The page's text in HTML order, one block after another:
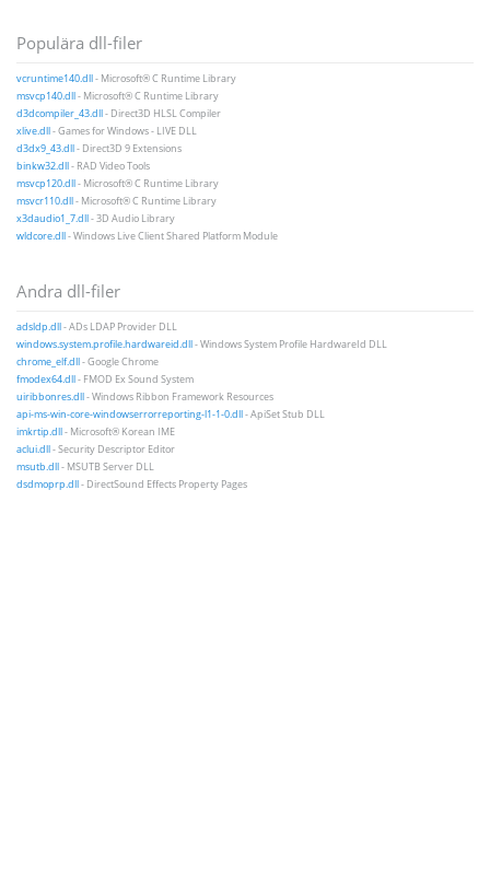
Populära dll-filer
vcruntime140.dll- Microsoft® C Runtime Library
msvcp140.dll- Microsoft® C Runtime Library
d3dcompiler_43.dll- Direct3D HLSL Compiler
xlive.dll- Games for Windows - LIVE DLL
d3dx9_43.dll- Direct3D 9 Extensions
binkw32.dll- RAD Video Tools
msvcp120.dll- Microsoft® C Runtime Library
msvcr110.dll- Microsoft® C Runtime Library
x3daudio1_7.dll- 3D Audio Library
wldcore.dll- Windows Live Client Shared Platform Module
Andra dll-filer
adsldp.dll- ADs LDAP Provider DLL
windows.system.profile.hardwareid.dll- Windows System Profile HardwareId DLL
chrome_elf.dll- Google Chrome
fmodex64.dll- FMOD Ex Sound System
uiribbonres.dll- Windows Ribbon Framework Resources
api-ms-win-core-windowserrorreporting-l1-1-0.dll- ApiSet Stub DLL
imkrtip.dll- Microsoft® Korean IME
aclui.dll- Security Descriptor Editor
msutb.dll- MSUTB Server DLL
dsdmoprp.dll- DirectSound Effects Property Pages